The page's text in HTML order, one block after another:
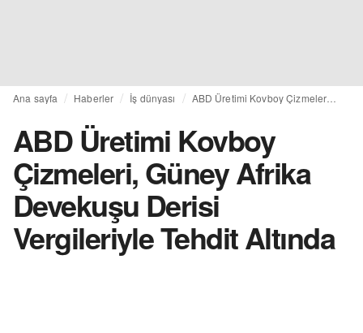
Ana sayfa Haberler İş dünyası
ABD Üretimi Kovboy
Çizmeleri, Güney Afrika
Devekuşu Derisi
Vergileriyle Tehdit Altında